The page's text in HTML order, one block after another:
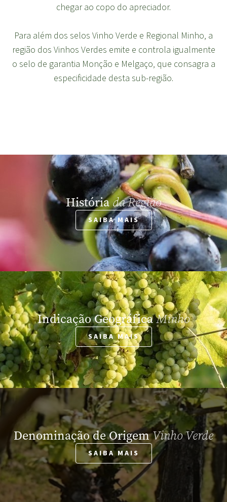
chegar ao copo do apreciador.
Para além dos selos Vinho Verde e Regional Minho, a
região dos Vinhos Verdes emite e controla igualmente
o selo de garantia Monção e Melgaço, que consagra a
especificidade desta sub-região.
Históriada Região
SAIBA MAIS
Indicação GeográficaMinho
SAIBA MAIS
Denominação de OrigemVinho Verde
SAIBA MAIS